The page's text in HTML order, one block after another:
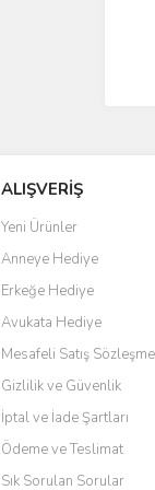
ALIŞVERİŞ
Yeni Ürünler
Anneye Hediye
Erkeğe Hediye
Avukata Hediye
Mesafeli Satış
Gizlilik ve Güvenlik
İptal ve İade Şartları
Ödeme ve Teslimat
Sık Sorulan Sorular